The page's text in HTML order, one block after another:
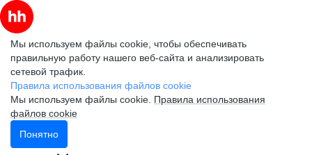
Мы используем файлы cookie, чтобы обеспечивать
правильную работу нашего веб-сайта и анализировать
сетевой трафик.
Правила использования файлов cookie
Мы используем файлы cookie. Правила использования
файлов cookie
Понятно